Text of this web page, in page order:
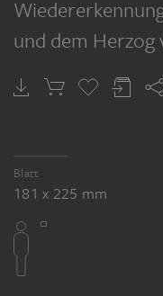
und dem Herzog
Blatt
181 x 225 mm